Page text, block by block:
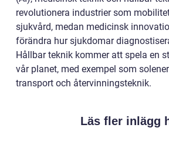
revolutionera industrier som
sjukvård, medan medicinsk
förändra hur sjukdomar
Hållbar teknik kommer att spela en
vår planet, med exempel som
transport och återvinningsteknik.
Läs fler inlägg